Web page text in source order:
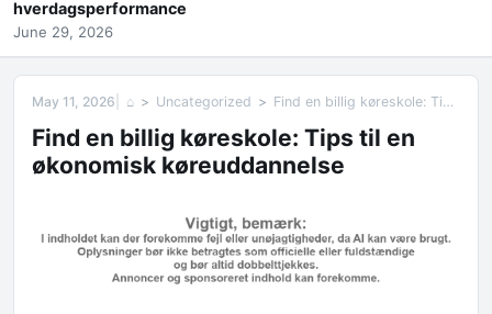
hverdagsperformance
June 29, 2026
May 11, 2026 ⌂ Uncategorized Find en billig køreskole: Tips til en økonomisk køreuddannelse
Find en billig køreskole: Tips til en
økonomisk køreuddannelse